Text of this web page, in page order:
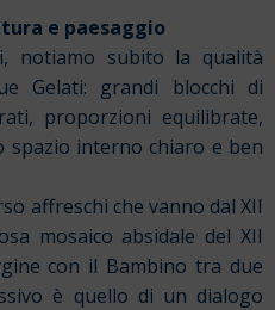
e paesaggio
notiamo subito la qualità
Gelati: grandi blocchi di
proporzioni equilibrate,
spazio interno chiaro e ben
affreschi che vanno dal XII
mosaico absidale del XII
con il Bambino tra due
è quello di un dialogo